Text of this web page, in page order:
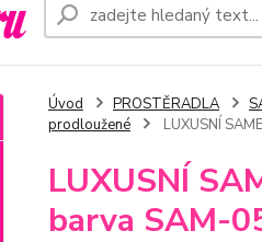
Úvod PROSTĚRADLA
prodloužené
LUXUSNÍ
LUXUSNÍ
barva SAM-